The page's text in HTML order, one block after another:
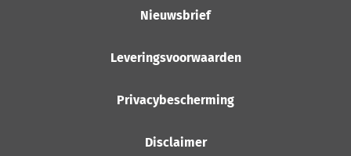
Nieuwsbrief
Leveringsvoorwaarden
Privacybescherming
Disclaimer